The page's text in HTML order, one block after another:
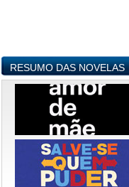
RESUMO DAS NOVELAS